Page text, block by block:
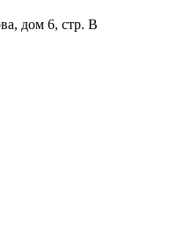
дом 6, стр. В